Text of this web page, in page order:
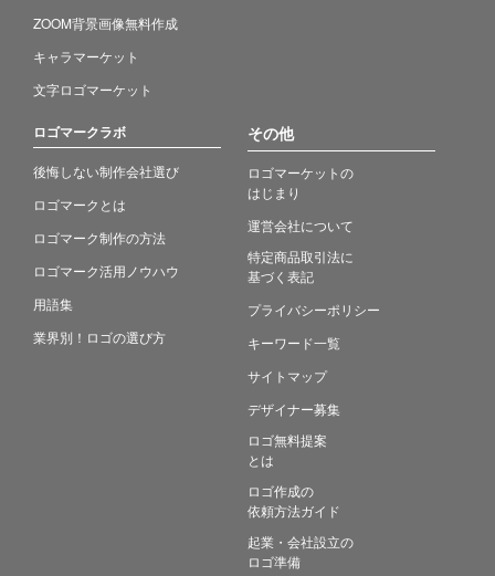
ZOOM背景画像無料作成
キャラマーケット
文字ロゴマーケット
ロゴマークラボ
後悔しない制作会社選び
ロゴマークとは
ロゴマーク制作の方法
ロゴマーク活用ノウハウ
用語集
業界別！ロゴの選び方
その他
ロゴマーケットの
はじまり
運営会社について
特定商品取引法に
基づく表記
プライバシーポリシー
キーワード一覧
サイトマップ
デザイナー募集
ロゴ無料提案
とは
ロゴ作成の
依頼方法ガイド
起業・会社設立の
ロゴ準備